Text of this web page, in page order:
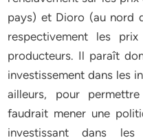
pays) et Dioro (au nord
respectivement les
producteurs. Il paraît
investissement dans les
ailleurs, pour
faudrait mener une
investissant dans